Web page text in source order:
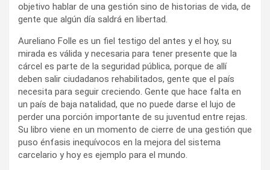
objetivo hablar de una gestión sino de historias de vida, de
gente que algún día saldrá en libertad.
Aureliano Folle es un fiel testigo del antes y el hoy, su
mirada es válida y necesaria para tener presente que la
cárcel es parte de la seguridad pública, porque de allí
deben salir ciudadanos rehabilitados, gente que el país
necesita para seguir creciendo. Gente que hace falta en
un país de baja natalidad, que no puede darse el lujo de
perder una porción importante de su juventud entre rejas.
Su libro viene en un momento de cierre de una gestión que
puso énfasis inequívocos en la mejora del sistema
carcelario y hoy es ejemplo para el mundo.